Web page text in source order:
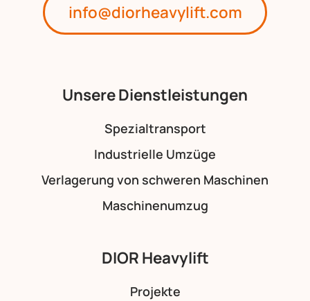
info@diorheavylift.com
Unsere Dienstleistungen
Spezialtransport
Industrielle Umzüge
Verlagerung von schweren Maschinen
Maschinenumzug
DIOR Heavylift
Projekte